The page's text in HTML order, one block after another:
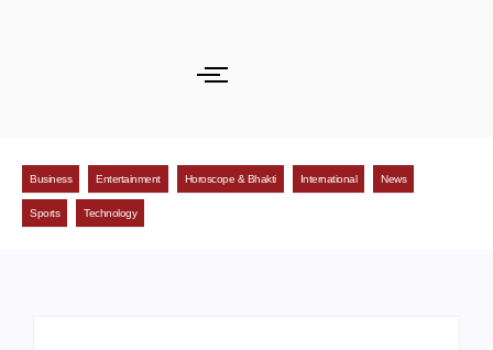
Business Entertainment Horoscope & Bhakti International News
Sports Technology